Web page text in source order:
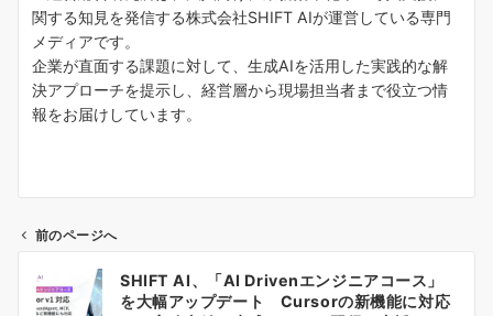
関する知見を発信する株式会社SHIFT AIが運営している専門
メディアです。
企業が直面する課題に対して、生成AIを活用した実践的な解
決アプローチを提示し、経営層から現場担当者まで役立つ情
報をお届けしています。
前のページへ
SHIFT AI、「AI Drivenエンジニアコース」
を大幅アップデート Cursorの新機能に対応